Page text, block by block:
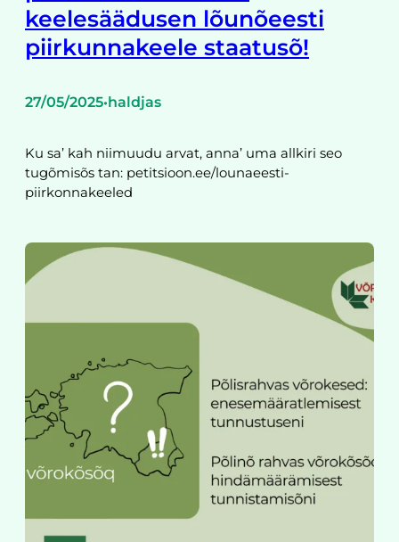
keelesäädusen lõunõeesti
piirkunnakeele staatusõ!
27/05/2025•haldjas
Ku sa’ kah niimuudu arvat, anna’ uma allkiri seo
tugõmisõs tan: petitsioon.ee/lounaeesti-
piirkonnakeeled